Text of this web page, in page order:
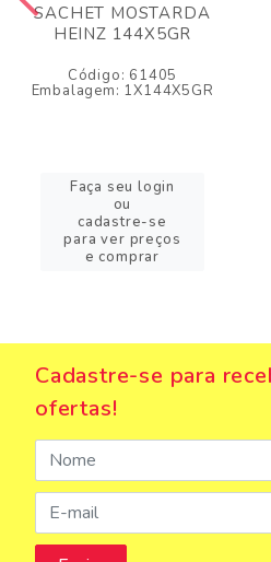
SACHET MOSTARDA
HEINZ 144X5GR
Código: 61405
Embalagem: 1X144X5GR
Faça seu login
ou
cadastre-se
para ver preços
e comprar
Cadastre-se para
ofertas!